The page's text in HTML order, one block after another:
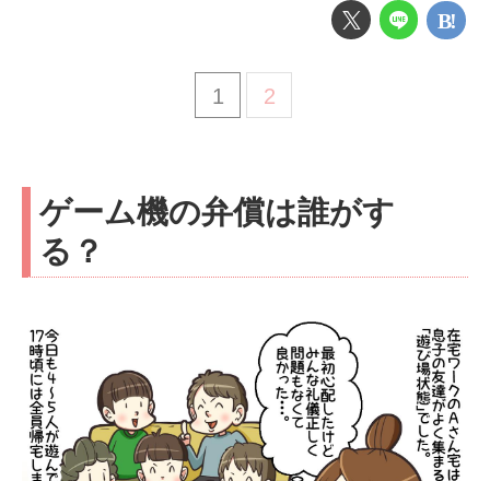
1 2
ゲーム機の弁償は誰がす
る？